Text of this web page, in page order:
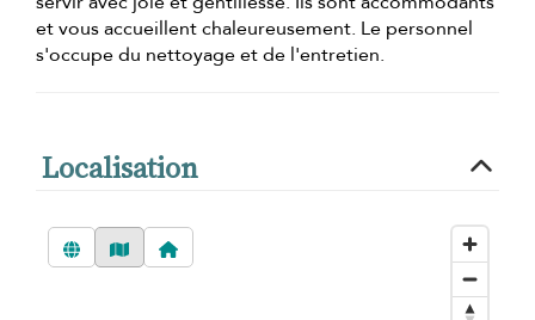
et vous accueillent chaleureusement. Le personnel
s'occupe du nettoyage et de l'entretien.
Localisation